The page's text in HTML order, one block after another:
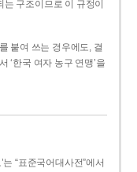
는 구조이므로 이 규정이
붙여 쓰는 경우에도, 결
‘한국 여자 농구 연맹’을
는 “표준국어대사전”에서